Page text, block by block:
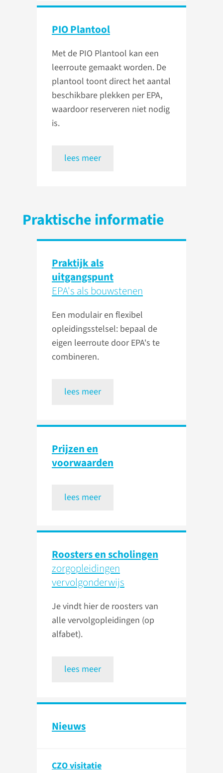
PIO Plantool
Met de PIO Plantool kan een
leerroute gemaakt worden. De
plantool toont direct het aantal
beschikbare plekken per EPA,
waardoor reserveren niet nodig
is.
lees meer
Praktische informatie
Praktijk als
uitgangspunt
EPA's als bouwstenen
Een modulair en flexibel
opleidingsstelsel: bepaal de
eigen leerroute door EPA's te
combineren.
lees meer
Prijzen en
voorwaarden
lees meer
Roosters en scholingen
zorgopleidingen
vervolgonderwijs
Je vindt hier de roosters van
alle vervolgopleidingen (op
alfabet).
lees meer
Nieuws
CZO visitatie